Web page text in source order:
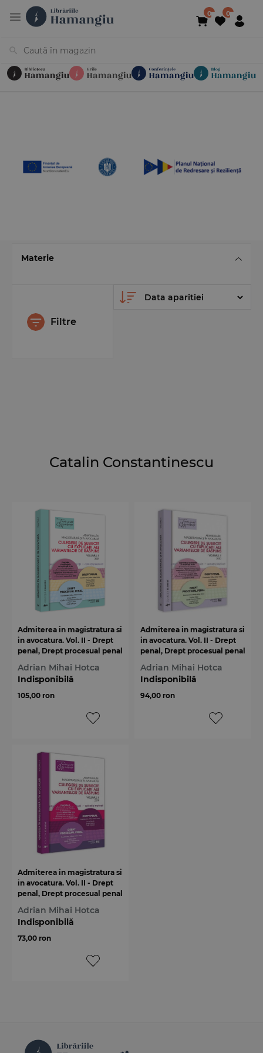
Materie
Filtre
Catalin Constantinescu
Admiterea in magistratura si
in avocatura. Vol. II - Drept
penal, Drept procesual penal
Adrian Mihai Hotca
Indisponibilă
105,00 ron
Admiterea in magistratura si
in avocatura. Vol. II - Drept
penal, Drept procesual penal
Adrian Mihai Hotca
Indisponibilă
94,00 ron
Admiterea in magistratura si
in avocatura. Vol. II - Drept
penal, Drept procesual penal
Adrian Mihai Hotca
Indisponibilă
73,00 ron